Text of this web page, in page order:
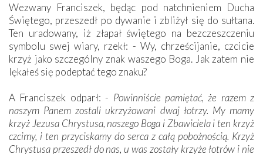
Wezwany Franciszek, będąc pod natchnieniem Ducha
Świętego, przeszedł po dywanie i zbliżył się do sułtana.
Ten uradowany, iż złapał świętego na bezczeszczeniu
symbolu swej wiary, rzekł: - Wy, chrześcijanie, czcicie
krzyż jako szczególny znak waszego Boga. Jak zatem nie
lękałeś się podeptać tego znaku?
A Franciszek odparł: - Powinniście pamiętać, że razem z
naszym Panem zostali ukrzyżowani dwaj łotrzy. My mamy
krzyż Jezusa Chrystusa, naszego Boga i Zbawiciela i ten krzyż
czcimy, i ten przyciskamy do serca z całą pobożnością. Krzyż
Chrystusa przeszedł do nas, u was zostały krzyże łotrów i nie